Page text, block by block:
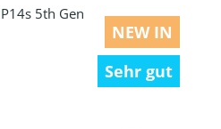
NEW IN
Sehr gut